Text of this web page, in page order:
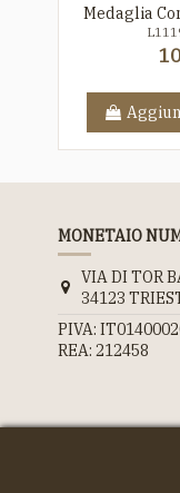
Medaglia
MONETAIO
VIA DI TOR
34123
PIVA:
REA: 212458